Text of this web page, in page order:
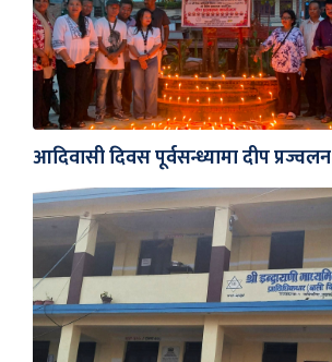
आदिवासी दिवस पूर्वसन्ध्यामा दीप प्रज्वलन